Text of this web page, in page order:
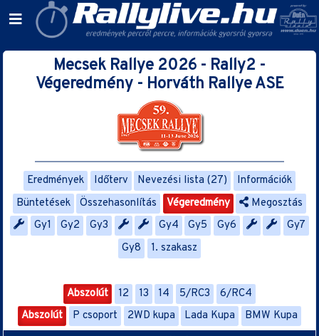
Mecsek Rallye 2026 - Rally2 -
Végeredmény - Horváth Rallye ASE
Eredmények Időterv Nevezési lista (27)
Információk
Büntetések
Összehasonlítás Végeredmény
Megosztás
Gy1
Gy2 Gy3 Gy4 Gy5 Gy6
Gy7
Gy8
1. szakasz
Abszolút 12 13 14 5/RC3
6/RC4
Abszolút
P csoport 2WD kupa Lada Kupa BMW Kupa